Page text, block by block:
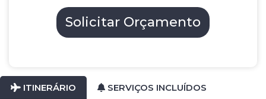
Solicitar Orçamento
ITINERÁRIO SERVIÇOS INCLUÍDOS